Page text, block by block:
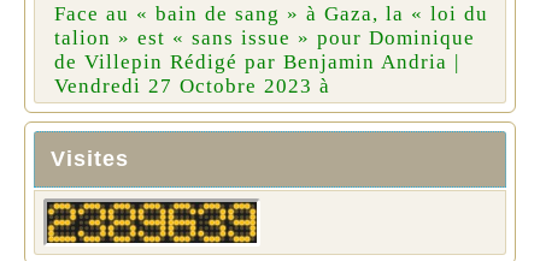
Face au « bain de sang » à Gaza, la « loi du
talion » est « sans issue » pour Dominique
de Villepin Rédigé par Benjamin Andria |
Vendredi 27 Octobre 2023 à
Visites